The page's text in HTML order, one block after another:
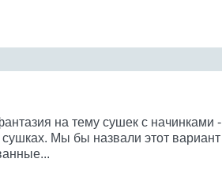
на тему сушек с начинками -
сушках. Мы бы назвали этот вариант